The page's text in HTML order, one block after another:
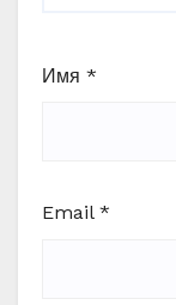
Имя *
Email *